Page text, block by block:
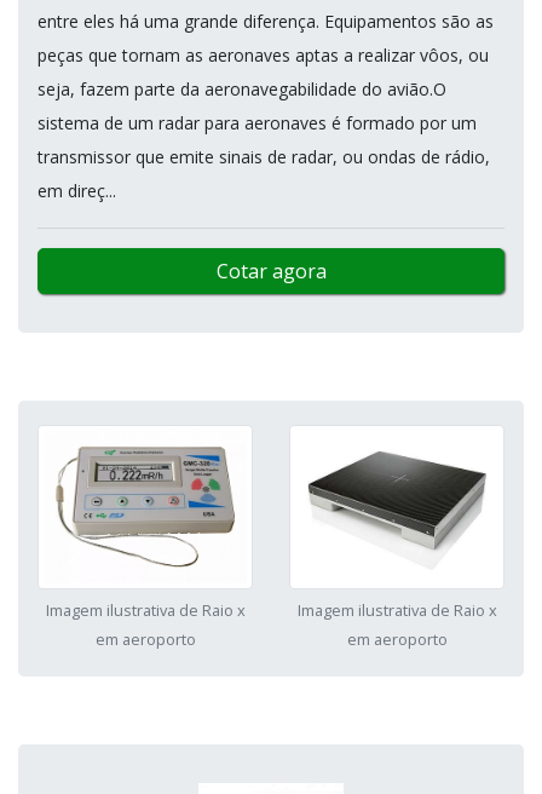
entre eles há uma grande diferença. Equipamentos são as
peças que tornam as aeronaves aptas a realizar vôos, ou
seja, fazem parte da aeronavegabilidade do avião.O
sistema de um radar para aeronaves é formado por um
transmissor que emite sinais de radar, ou ondas de rádio,
em direç...
Cotar agora
Imagem ilustrativa de Raio x
em aeroporto
Imagem ilustrativa de Raio x
em aeroporto